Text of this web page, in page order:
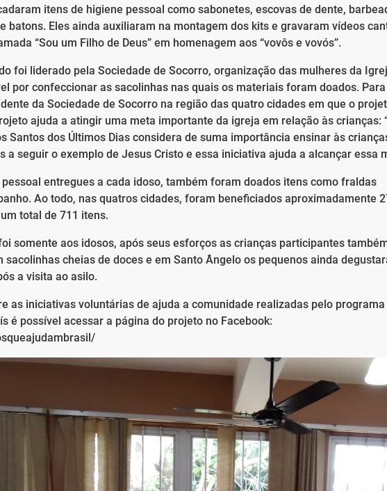
itens de higiene pessoal como sabonetes, escovas de dente,
batons. Eles ainda auxiliaram na montagem dos kits e gravaram vídeos
“Sou um Filho de Deus” em homenagem aos “vovôs e vovós”.
foi liderado pela Sociedade de Socorro, organização das mulheres da
por confeccionar as sacolinhas nas quais os materiais foram doados. Para
da Sociedade de Socorro na região das quatro cidades em que o
ajuda a atingir uma meta importante da igreja em relação às crianças:
Santos dos Últimos Dias considera de suma importância ensinar às
a seguir o exemplo de Jesus Cristo e essa iniciativa ajuda a alcançar essa
entregues a cada idoso, também foram doados itens como fraldas
Ao todo, nas quatros cidades, foram beneficiados aproximadamente
total de 711 itens.
somente aos idosos, após seus esforços as crianças participantes
cheias de doces e em Santo Ângelo os pequenos ainda
a visita ao asilo.
as iniciativas voluntárias de ajuda a comunidade realizadas pelo programa
é possível acessar a página do projeto no Facebook: